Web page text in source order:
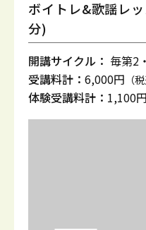
ボイトレ&歌謡レ
分)
開講サイクル： 毎第2
受講料計： 6,000円 （
体験受講料計： 1,100円